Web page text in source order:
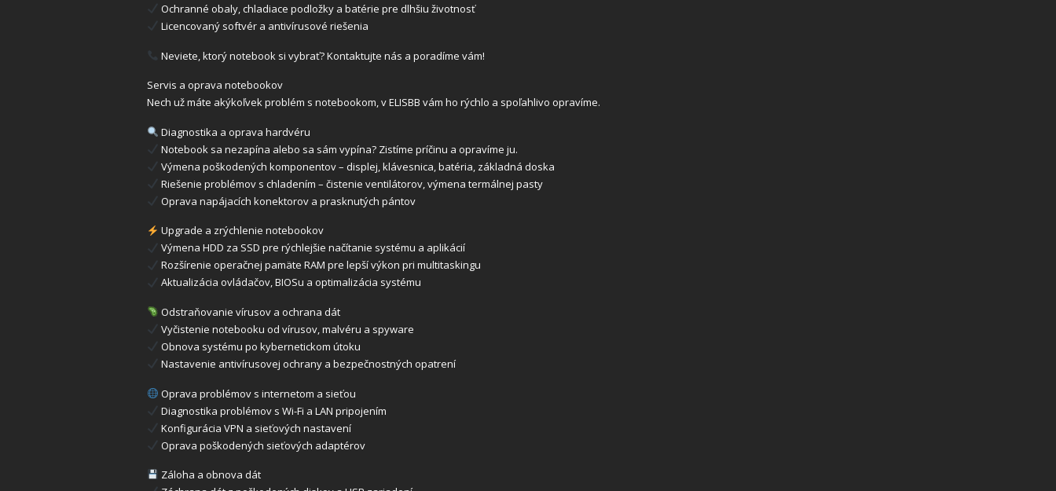
Ochranné obaly, chladiace podložky a batérie pre dlhšiu životnosť
Licencovaný softvér a antivírusové riešenia
Neviete, ktorý notebook si vybrať? Kontaktujte nás a poradíme vám!
Servis a oprava notebookov
Nech už máte akýkoľvek problém s notebookom, v ELISBB vám ho rýchlo a spoľahlivo opravíme.
Diagnostika a oprava hardvéru
Notebook sa nezapína alebo sa sám vypína? Zistíme príčinu a opravíme ju.
Výmena poškodených komponentov – displej, klávesnica, batéria, základná doska
Riešenie problémov s chladením – čistenie ventilátorov, výmena termálnej pasty
Oprava napájacích konektorov a prasknutých pántov
Upgrade a zrýchlenie notebookov
Výmena HDD za SSD pre rýchlejšie načítanie systému a aplikácií
Rozšírenie operačnej pamäte RAM pre lepší výkon pri multitaskingu
Aktualizácia ovládačov, BIOSu a optimalizácia systému
Odstraňovanie vírusov a ochrana dát
Vyčistenie notebooku od vírusov, malvéru a spyware
Obnova systému po kybernetickom útoku
Nastavenie antivírusovej ochrany a bezpečnostných opatrení
Oprava problémov s internetom a sieťou
Diagnostika problémov s Wi-Fi a LAN pripojením
Konfigurácia VPN a sieťových nastavení
Oprava poškodených sieťových adaptérov
Záloha a obnova dát